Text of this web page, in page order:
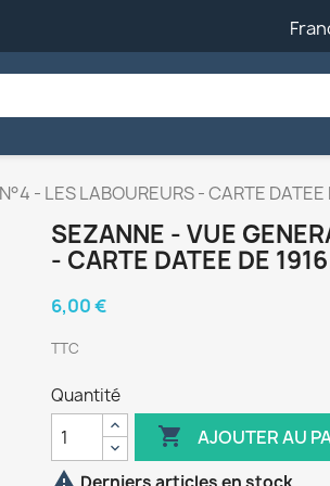
- LES LABOUREURS - CARTE DATEE
SEZANNE - VUE
- CARTE DATEE DE
6,00 €
TTC
Quantité
 AJOUTER AU